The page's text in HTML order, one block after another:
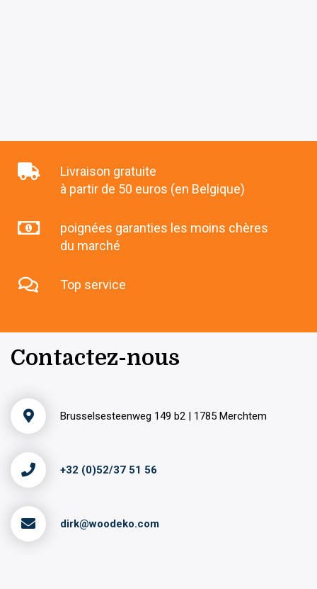
Livraison gratuite
à partir de 50 euros (en Belgique)
poignées garanties les moins chères
du marché
Top service
Contactez-nous
Brusselsesteenweg 149 b2 | 1785 Merchtem
+32 (0)52/37 51 56
dirk@woodeko.com